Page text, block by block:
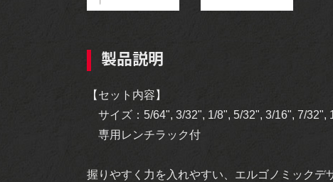
製品説明
【セット内容】
サイズ：5/64", 3/32", 1/8", 5/32", 3/16", 7/32",
専用レンチラック付
握りやすく力を入れやすい、エルゴノミックデ